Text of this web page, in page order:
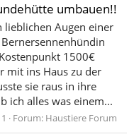
umbauen!!
lieblichen Augen einer
1500€
mit ins Haus zu der
sie raus in ihre
ich alles was einem...
Forum: Haustiere Forum